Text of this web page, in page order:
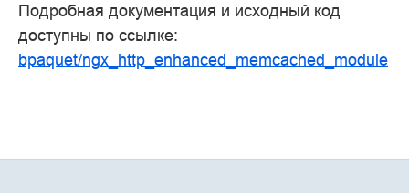
Подробная документация и исходный код
доступны по ссылке:
bpaquet/ngx_http_enhanced_memcached_module